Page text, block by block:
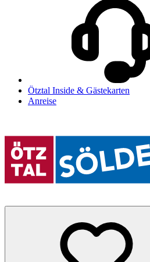
Ötztal Inside & Gästekarten
Anreise